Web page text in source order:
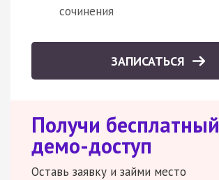
сочинения
ЗАПИСАТЬСЯ
Получи бесплатный
демо-доступ
Оставь заявку и займи место